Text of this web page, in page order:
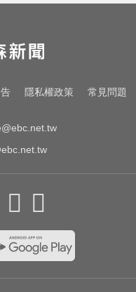
見「白刺
怒嗆網
隱私權政策 常見問題